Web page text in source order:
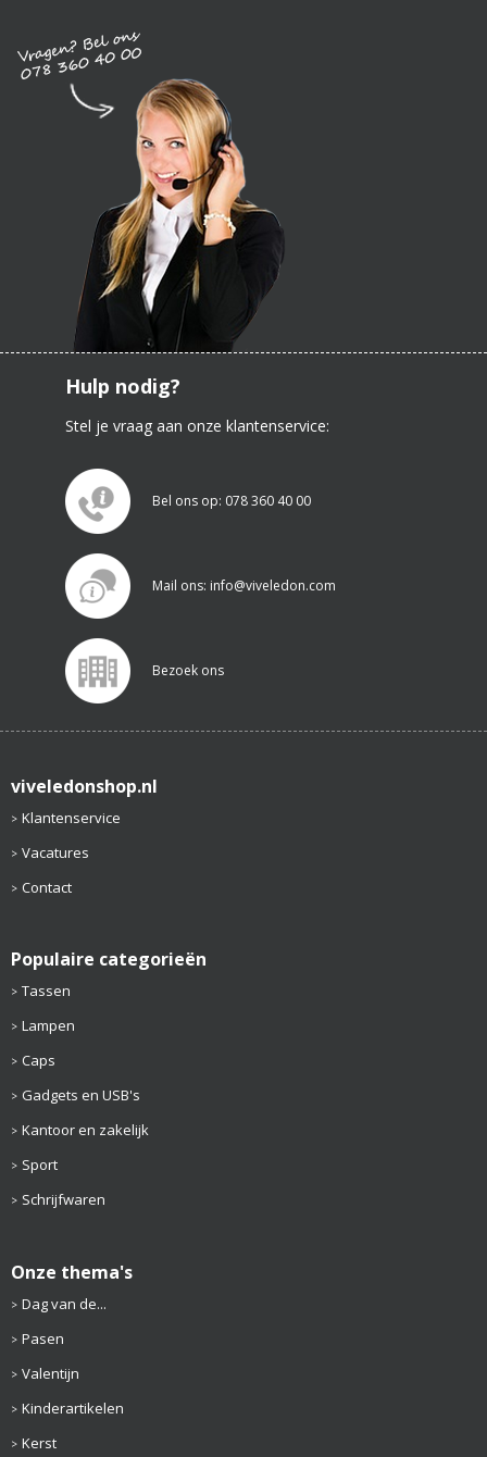
Hulp nodig?
Stel je vraag aan onze klantenservice:
Bel ons op: 078 360 40 00
Mail ons: info@viveledon.com
Bezoek ons
viveledonshop.nl
Klantenservice
Vacatures
Contact
Populaire categorieën
Tassen
Lampen
Caps
Gadgets en USB's
Kantoor en zakelijk
Sport
Schrijfwaren
Onze thema's
Dag van de...
Pasen
Valentijn
Kinderartikelen
Kerst